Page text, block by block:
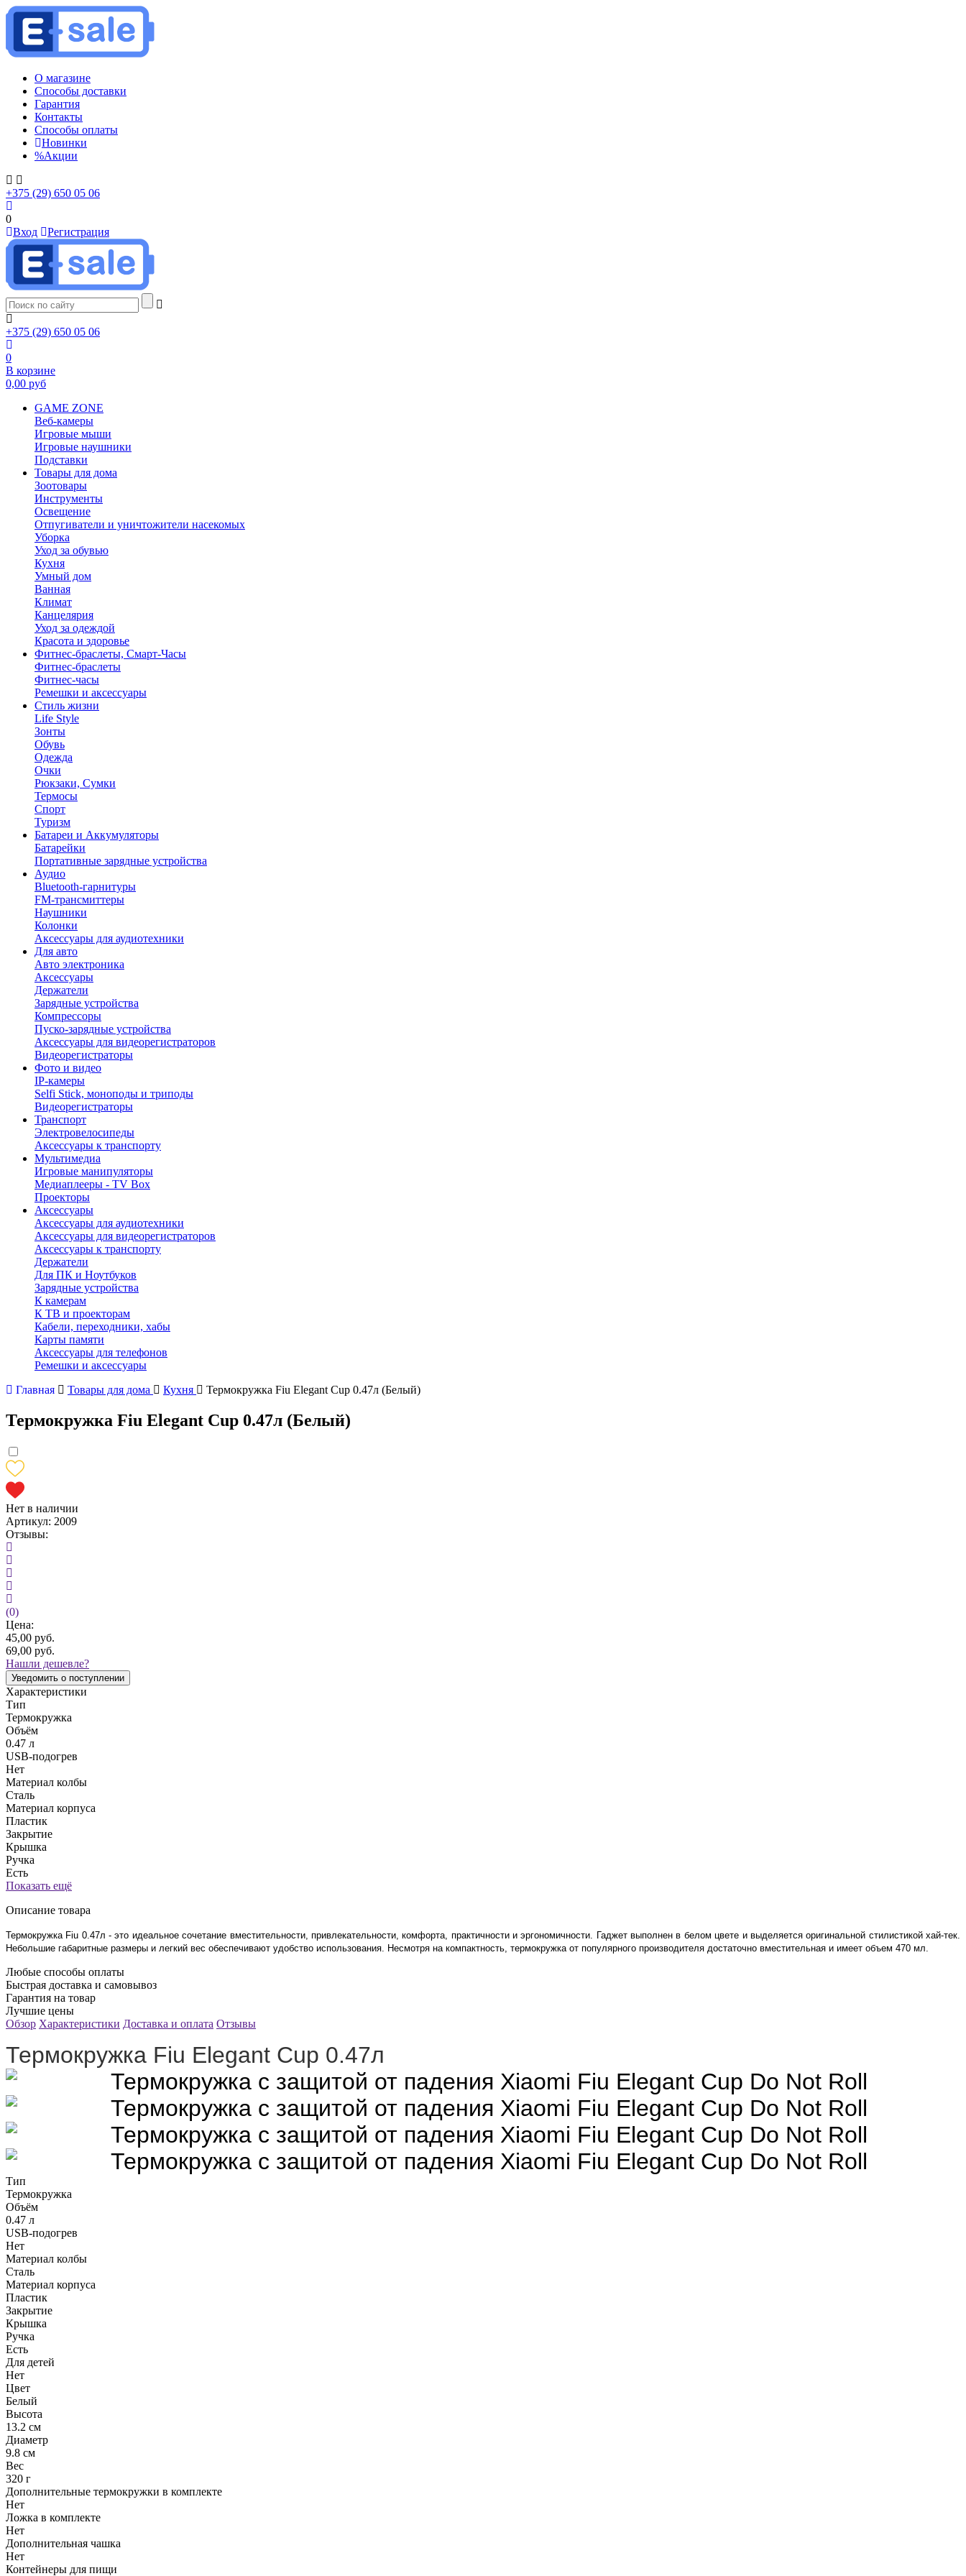
О магазине
Способы доставки
Гарантия
Контакты
Способы оплаты
Новинки
%Акции
+375 (29) 650 05 06
0
Вход
Регистрация
+375 (29) 650 05 06
0
В корзине
0,00 руб
GAME ZONE
Веб-камеры
Игровые мыши
Игровые наушники
Подставки
Товары для дома
Зоотовары
Инструменты
Освещение
Отпугиватели и уничтожители насекомых
Уборка
Уход за обувью
Кухня
Умный дом
Ванная
Климат
Канцелярия
Уход за одеждой
Красота и здоровье
Фитнес-браслеты, Смарт-Часы
Фитнес-браслеты
Фитнес-часы
Ремешки и аксессуары
Стиль жизни
Life Style
Зонты
Обувь
Одежда
Очки
Рюкзаки, Сумки
Термосы
Спорт
Туризм
Батареи и Аккумуляторы
Батарейки
Портативные зарядные устройства
Аудио
Bluetooth-гарнитуры
FM-трансмиттеры
Наушники
Колонки
Аксессуары для аудиотехники
Для авто
Авто электроника
Аксессуары
Держатели
Зарядные устройства
Компрессоры
Пуско-зарядные устройства
Аксессуары для видеорегистраторов
Видеорегистраторы
Фото и видео
IP-камеры
Selfi Stick, моноподы и триподы
Видеорегистраторы
Транспорт
Электровелосипеды
Аксессуары к транспорту
Мультимедиа
Игровые манипуляторы
Медиаплееры - TV Box
Проекторы
Аксессуары
Аксессуары для аудиотехники
Аксессуары для видеорегистраторов
Аксессуары к транспорту
Держатели
Для ПК и Ноутбуков
Зарядные устройства
К камерам
К ТВ и проекторам
Кабели, переходники, хабы
Карты памяти
Аксессуары для телефонов
Ремешки и аксессуары
Главная
Товары для дома Кухня Термокружка Fiu Elegant Cup 0.47л (Белый)
Термокружка Fiu Elegant Cup 0.47л (Белый)
Нет в наличии
Артикул: 2009
Отзывы:
(0)
Цена:
45,00 руб.
69,00 руб.
Нашли дешевле?
Уведомить о поступлении
Характеристики
Тип
Термокружка
Объём
0.47 л
USB-подогрев
Нет
Материал колбы
Сталь
Материал корпуса
Пластик
Закрытие
Крышка
Ручка
Есть
Показать ещё
Описание товара
Термокружка Fiu 0.47л - это идеальное сочетание вместительности, привлекательности, комфорта, практичности и эргономичности. Гаджет выполнен в белом цвете и выделяется оригинальной стилистикой хай-тек.
Небольшие габаритные размеры и легкий вес обеспечивают удобство использования. Несмотря на компактность, термокружка от популярного производителя достаточно вместительная и имеет объем 470 мл.
Любые способы оплаты
Быстрая доставка и самовывоз
Гарантия на товар
Лучшие цены
Обзор Характеристики Доставка и оплата Отзывы
Термокружка Fiu Elegant Cup 0.47л
Тип
Термокружка
Объём
0.47 л
USB-подогрев
Нет
Материал колбы
Сталь
Материал корпуса
Пластик
Закрытие
Крышка
Ручка
Есть
Для детей
Нет
Цвет
Белый
Высота
13.2 см
Диаметр
9.8 см
Вес
320 г
Дополнительные термокружки в комплекте
Нет
Ложка в комплекте
Нет
Дополнительная чашка
Нет
Контейнеры для пищи